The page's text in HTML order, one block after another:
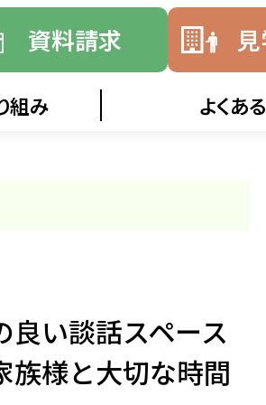
資料請求
組み よくあ
良い談話スペース
族様と大切な時間